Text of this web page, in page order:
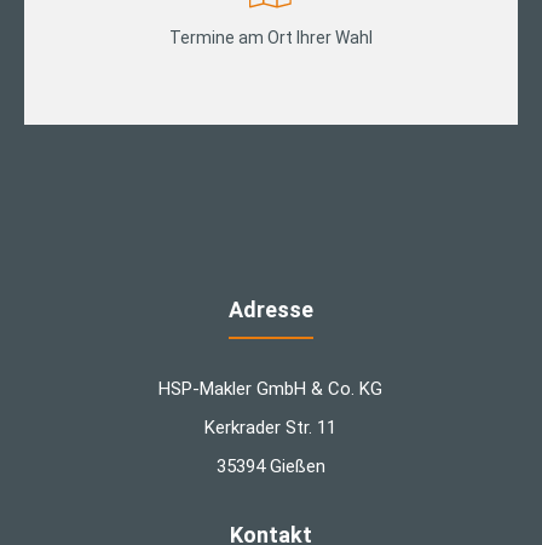
Termine am Ort Ihrer Wahl
Adresse
HSP-Makler GmbH & Co. KG
Kerkrader Str. 11
35394 Gießen
Kontakt